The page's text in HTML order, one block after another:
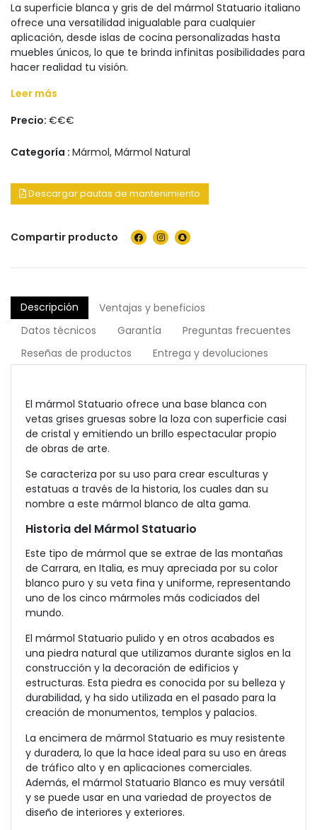
La superficie blanca y gris de del mármol Statuario italiano
ofrece una versatilidad inigualable para cualquier
aplicación, desde islas de cocina personalizadas hasta
muebles únicos, lo que te brinda infinitas posibilidades para
hacer realidad tu visión.
Leer más
Precio: €€€
Categoría : Mármol, Mármol Natural
Descargar pautas de mantenimiento
Compartir producto
Descripción
Ventajas y beneficios
Datos técnicos
Garantía
Preguntas frecuentes
Reseñas de productos
Entrega y devoluciones
El mármol Statuario ofrece una base blanca con
vetas grises gruesas sobre la loza con superficie casi
de cristal y emitiendo un brillo espectacular propio
de obras de arte.
Se caracteriza por su uso para crear esculturas y
estatuas a través de la historia, los cuales dan su
nombre a este mármol blanco de alta gama.
Historia del Mármol Statuario
Este tipo de mármol que se extrae de las montañas
de Carrara, en Italia, es muy apreciada por su color
blanco puro y su veta fina y uniforme, representando
uno de los cinco mármoles más codiciados del
mundo.
El mármol Statuario pulido y en otros acabados es
una piedra natural que utilizamos durante siglos en la
construcción y la decoración de edificios y
estructuras. Esta piedra es conocida por su belleza y
durabilidad, y ha sido utilizada en el pasado para la
creación de monumentos, templos y palacios.
La encimera de mármol Statuario es muy resistente
y duradera, lo que la hace ideal para su uso en áreas
de tráfico alto y en aplicaciones comerciales.
Además, el mármol Statuario Blanco es muy versátil
y se puede usar en una variedad de proyectos de
diseño de interiores y exteriores.